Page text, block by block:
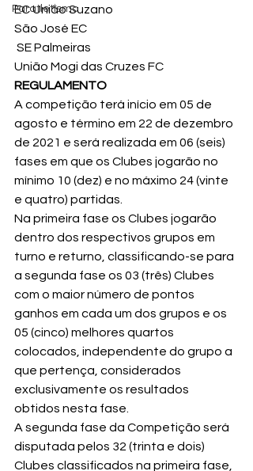
Paratletismo
EC União Suzano
São José EC
SE Palmeiras
União Mogi das Cruzes FC
REGULAMENTO
A competição terá início em 05 de
agosto e término em 22 de dezembro
de 2021 e será realizada em 06 (seis)
fases em que os Clubes jogarão no
mínimo 10 (dez) e no máximo 24 (vinte
e quatro) partidas.
Na primeira fase os Clubes jogarão
dentro dos respectivos grupos em
turno e returno, classificando-se para
a segunda fase os 03 (três) Clubes
com o maior número de pontos
ganhos em cada um dos grupos e os
05 (cinco) melhores quartos
colocados, independente do grupo a
que pertença, considerados
exclusivamente os resultados
obtidos nesta fase.
A segunda fase da Competição será
disputada pelos 32 (trinta e dois)
Clubes classificados na primeira fase,